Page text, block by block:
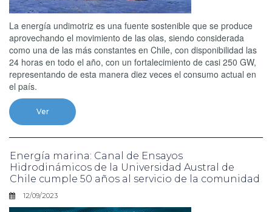
La energía undimotriz es una fuente sostenible que se produce
aprovechando el movimiento de las olas, siendo considerada
como una de las más constantes en Chile, con disponibilidad las
24 horas en todo el año, con un fortalecimiento de casi 250 GW,
representando de esta manera diez veces el consumo actual en
el país.
Ver
Energía marina: Canal de Ensayos
Hidrodinámicos de la Universidad Austral de
Chile cumple 50 años al servicio de la comunidad
12/09/2023